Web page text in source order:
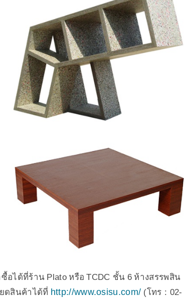
อได้ที่ร้าน Plato หรือ TCDC ชั้น 6 ห้างสรรพสิน
ดสินค้าได้ที่ http://www.osisu.com/ (โทร : 02-